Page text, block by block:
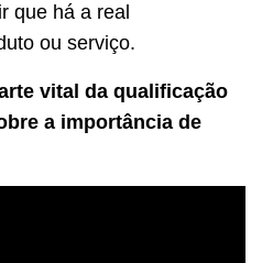
que há a real
ou serviço.
vital da qualificação
a importância de